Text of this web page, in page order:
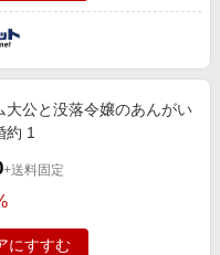
大公と没落令嬢のあんがい
約 1
+送料固定
にすすむ